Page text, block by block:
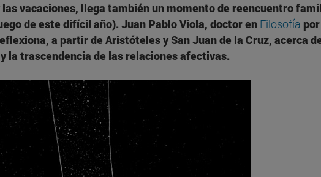
las vacaciones, llega también un momento de reencuentro
de este difícil año). Juan Pablo Viola, doctor en Filosofía
a partir de Aristóteles y San Juan de la Cruz, acerca
la trascendencia de las relaciones afectivas.